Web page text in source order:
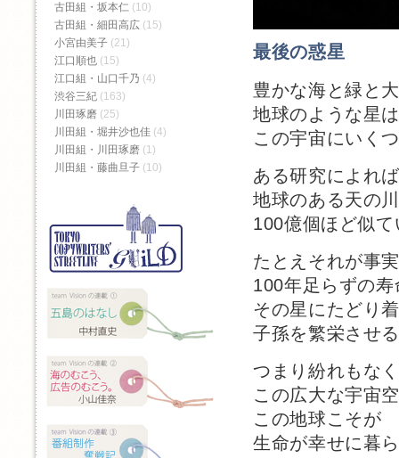
最後の惑星
豊かな海と緑と
地球のような星
この宇宙にいく
ある研究によれ
地球のある天の
100億個ほど似
たとえそれが事
100年足らずの
その星にたどり
子孫を繁栄させ
つまり紛れもな
この広大な宇宙
この地球こそが
生命が幸せに暮
古田組・坂本仁 (10)
古田組・細田高広 (15)
小宮由美子 (21)
江口順也 (15)
江口組・山口千乃 (4)
渋谷三紀 (163)
川田琢磨 (25)
川田組・堀井沙也佳 (4)
川田組・川田琢磨 (1)
川田組・藤曲旦子 (10)